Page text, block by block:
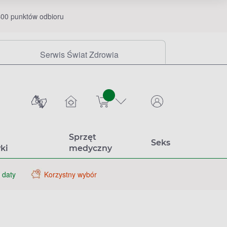
punktów odbioru
Serwis Świat Zdrowia
sztuk
Sprzęt
medyczny
Seks
daty Korzystny wybór